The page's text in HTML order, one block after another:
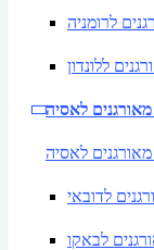
לרומניה
ללונדון
מאורגנים לאסיה
מאורגנים לאסיה
לדובאי
לבאקו